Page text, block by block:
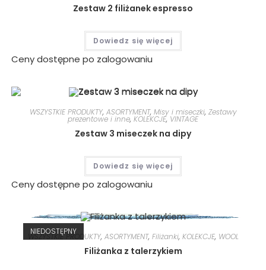
Zestaw 2 filiżanek espresso
Dowiedz się więcej
Ceny dostępne po zalogowaniu
WSZYSTKIE PRODUKTY, ASORTYMENT, Misy i miseczki, Zestawy
prezentowe i inne, KOLEKCJE, VINTAGE
Zestaw 3 miseczek na dipy
Dowiedz się więcej
Ceny dostępne po zalogowaniu
NIEDOSTĘPNY
WSZYSTKIE PRODUKTY, ASORTYMENT, Filiżanki, KOLEKCJE, WOOL
Filiżanka z talerzykiem